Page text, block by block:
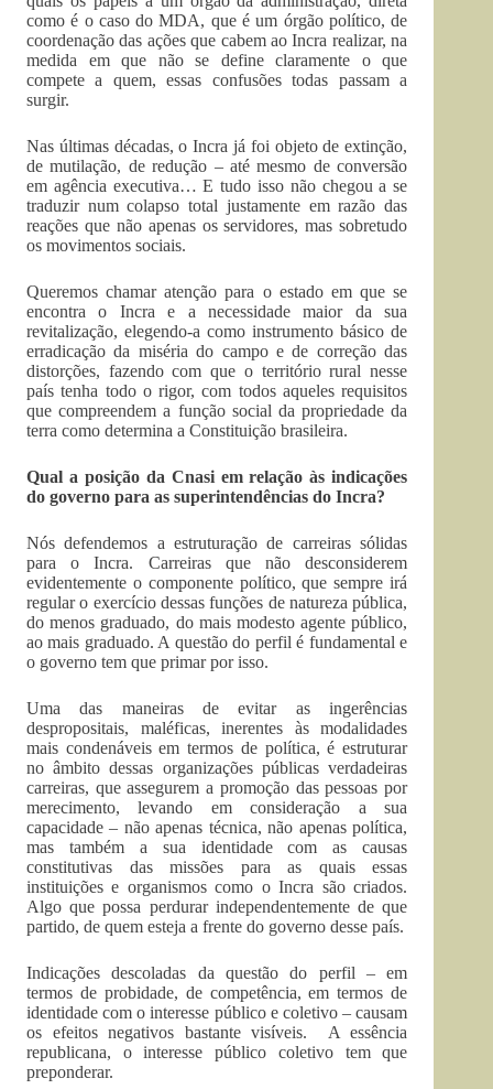
como é o caso do MDA, que é um órgão político, de
coordenação das ações que cabem ao Incra realizar, na
medida em que não se define claramente o que
compete a quem, essas confusões todas passam a
surgir.
Nas últimas décadas, o Incra já foi objeto de extinção,
de mutilação, de redução – até mesmo de conversão
em agência executiva… E tudo isso não chegou a se
traduzir num colapso total justamente em razão das
reações que não apenas os servidores, mas sobretudo
os movimentos sociais.
Queremos chamar atenção para o estado em que se
encontra o Incra e a necessidade maior da sua
revitalização, elegendo-a como instrumento básico de
erradicação da miséria do campo e de correção das
distorções, fazendo com que o território rural nesse
país tenha todo o rigor, com todos aqueles requisitos
que compreendem a função social da propriedade da
terra como determina a Constituição brasileira.
Qual a posição da Cnasi em relação às indicações
do governo para as superintendências do Incra?
Nós defendemos a estruturação de carreiras sólidas
para o Incra. Carreiras que não desconsiderem
evidentemente o componente político, que sempre irá
regular o exercício dessas funções de natureza pública,
do menos graduado, do mais modesto agente público,
ao mais graduado. A questão do perfil é fundamental e
o governo tem que primar por isso.
Uma das maneiras de evitar as ingerências
despropositais, maléficas, inerentes às modalidades
mais condenáveis em termos de política, é estruturar
no âmbito dessas organizações públicas verdadeiras
carreiras, que assegurem a promoção das pessoas por
merecimento, levando em consideração a sua
capacidade – não apenas técnica, não apenas política,
mas também a sua identidade com as causas
constitutivas das missões para as quais essas
instituições e organismos como o Incra são criados.
Algo que possa perdurar independentemente de que
partido, de quem esteja a frente do governo desse país.
Indicações descoladas da questão do perfil – em
termos de probidade, de competência, em termos de
identidade com o interesse público e coletivo – causam
os efeitos negativos bastante visíveis. A essência
republicana, o interesse público coletivo tem que
preponderar.